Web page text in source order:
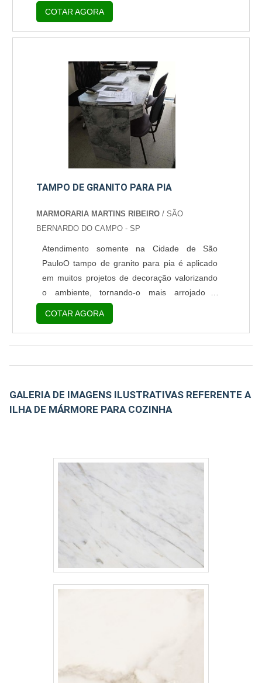
empresa de confiança no segmento será
capaz de oferecer o tipo de mármore e cor
ideal para todas as aplicações. Onde comprar
bastante utilizada em residências, o mármore
é uma rocha natural metamórfica composta
principalmente por minerais de calc....
COTAR AGORA
TAMPO DE GRANITO PARA PIA
MARMORARIA MARTINS RIBEIRO / SÃO
BERNARDO DO CAMPO - SP
Atendimento somente na Cidade de São
PauloO tampo de granito para pia é aplicado
em muitos projetos de decoração valorizando
o ambiente, tornando-o mais arrojado e
moderno. Ou seja, nesse sentido, seja na sala
ou na cozinha, a mesa tampo de granito é
garantia de sucesso. AS VARIADAS
Escadas; Mesas; Bancadas; Aparadores.O
principalmente pelos minérios, tais como a
mica, quartzo, feldspato. Possuindo visual
COTAR AGORA
GALERIA DE IMAGENS ILUSTRATIVAS REFERENTE A
ILHA DE MÁRMORE PARA COZINHA